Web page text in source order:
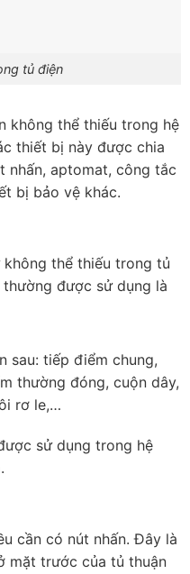
tủ điện
không thể thiếu trong hệ
thiết bị này được chia
nhấn, aptomat, công tắc
bị bảo vệ khác.
thể thiếu trong tủ
được sử dụng là
sau: tiếp điểm chung,
thường đóng, cuộn dây,
rơ le,…
sử dụng trong hệ
cần có nút nhấn. Đây là
mặt trước của tủ thuận